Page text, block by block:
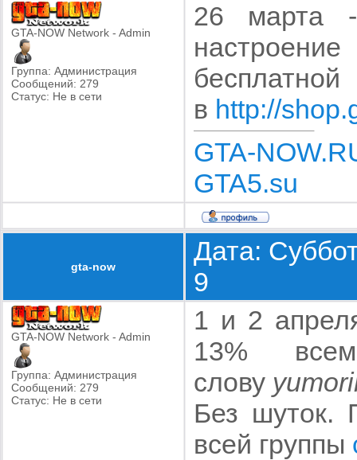
GTA-NOW Network - Admin
Группа: Администрация
Сообщений: 279
Статус: Не в сети
26 марта
в http://
GTA-
GTA5.su
gta-now
Дата:
9
GTA-NOW Network - Admin
Группа: Администрация
Сообщений: 279
Статус: Не в сети
1 и 2
13%
слову
Без шуток.
всей группы